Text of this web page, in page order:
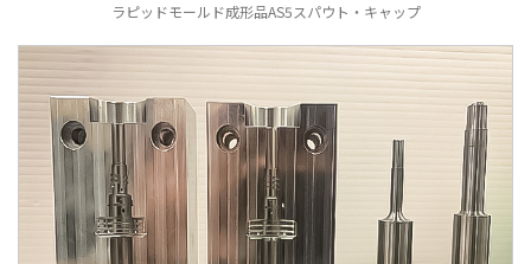
ラピッドモールド成形品AS5スパウト・キャップ